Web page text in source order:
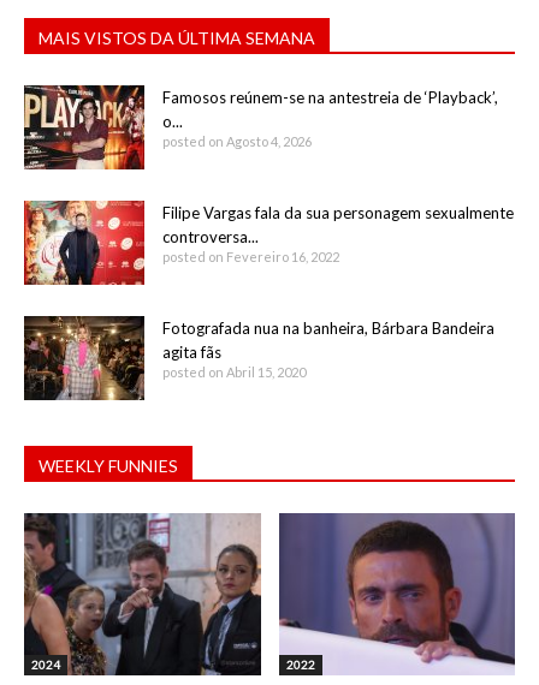
MAIS VISTOS DA ÚLTIMA SEMANA
Famosos reúnem-se na antestreia de ‘Playback’,
o...
posted on Agosto 4, 2026
Filipe Vargas fala da sua personagem sexualmente
controversa...
posted on Fevereiro 16, 2022
Fotografada nua na banheira, Bárbara Bandeira
agita fãs
posted on Abril 15, 2020
WEEKLY FUNNIES
2024 2022